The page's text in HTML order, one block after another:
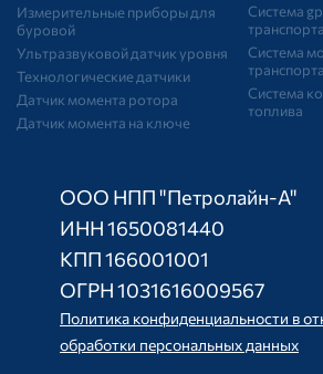
Измерительные приборы для
буровой
Ультразвуковой датчик уровня
Технологические датчики
Датчик момента ротора
Датчик момента на ключе
Система
транспорта
Система
Система
топлива
ООО НПП "Петролайн-А"
ИНН 1650081440
КПП 166001001
ОГРН 1031616009567
Политика конфиденциальности в
обработки персональных данных